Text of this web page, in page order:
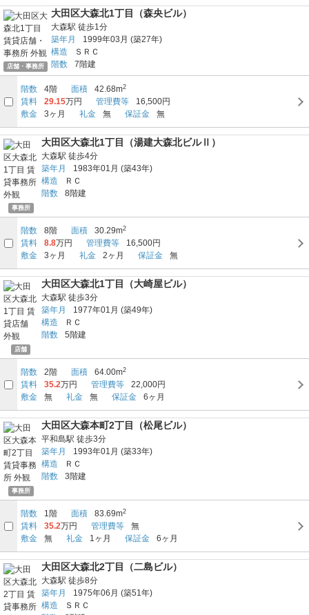
店舗・事務所
大田区大森北1丁目（森央ビル）
大森駅 徒歩1分
築年月
1999年03月 (築27年)
構造
ＳＲＣ
階数
7階建
階数 4階 面積 42.68m2
賃料 29.15万円 管理費等
16,500円
敷金
3ヶ月 礼金 無 保証金 無
事務所
大田区大森北1丁目（湯建大森北ビルⅡ）
大森駅 徒歩4分
築年月
1983年01月 (築43年)
構造
ＲＣ
階数
8階建
階数 8階 面積 30.29m2
賃料 8.8万円 管理費等
16,500円
敷金
3ヶ月 礼金 2ヶ月 保証金 無
店舗
大田区大森北1丁目（大崎屋ビル）
大森駅 徒歩3分
築年月
1977年01月 (築49年)
構造
ＲＣ
階数
5階建
階数 2階 面積 64.00m2
賃料 35.2万円 管理費等
22,000円
敷金
無 礼金 無 保証金 6ヶ月
事務所
大田区大森本町2丁目（松尾ビル）
平和島駅 徒歩3分
築年月
1993年01月 (築33年)
構造
ＲＣ
階数
3階建
階数 1階 面積 83.69m2
賃料 35.2万円 管理費等
無
敷金
無 礼金 1ヶ月 保証金 6ヶ月
大田区大森北2丁目（二島ビル）
大森駅 徒歩8分
築年月
1975年06月 (築51年)
構造
ＳＲＣ